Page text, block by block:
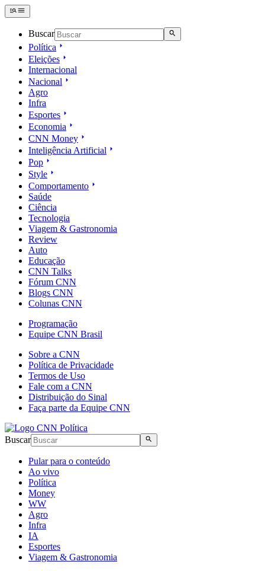
Buscar
Política
Eleições
Internacional
Nacional
Agro
Infra
Esportes
Economia
CNN Money
Inteligência Artificial
Pop
Style
Comportamento
Saúde
Ciência
Tecnologia
Viagem & Gastronomia
Review
Auto
Educação
CNN Talks
Fórum CNN
Blogs CNN
Colunas CNN
Programação
Equipe CNN Brasil
Sobre a CNN
Política de Privacidade
Termos de Uso
Fale com a CNN
Distribuição do Sinal
Faça parte da Equipe CNN
Buscar
Pular para o conteúdo
Ao vivo
Política
Money
WW
Agro
Infra
IA
Esportes
Viagem & Gastronomia